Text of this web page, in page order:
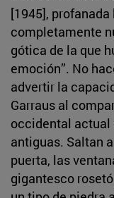
[1945],
completamente
gótica de la que
emoción”. No
advertir la
Garraus al
occidental
antiguas. Saltan
puerta, las
gigantesco